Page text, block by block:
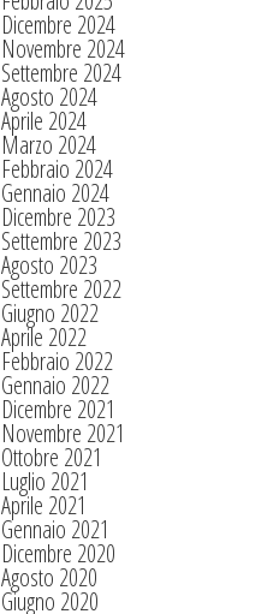
Dicembre 2024
Novembre 2024
Settembre 2024
Agosto 2024
Aprile 2024
Marzo 2024
Febbraio 2024
Gennaio 2024
Dicembre 2023
Settembre 2023
Agosto 2023
Settembre 2022
Giugno 2022
Aprile 2022
Febbraio 2022
Gennaio 2022
Dicembre 2021
Novembre 2021
Ottobre 2021
Luglio 2021
Aprile 2021
Gennaio 2021
Dicembre 2020
Agosto 2020
Giugno 2020